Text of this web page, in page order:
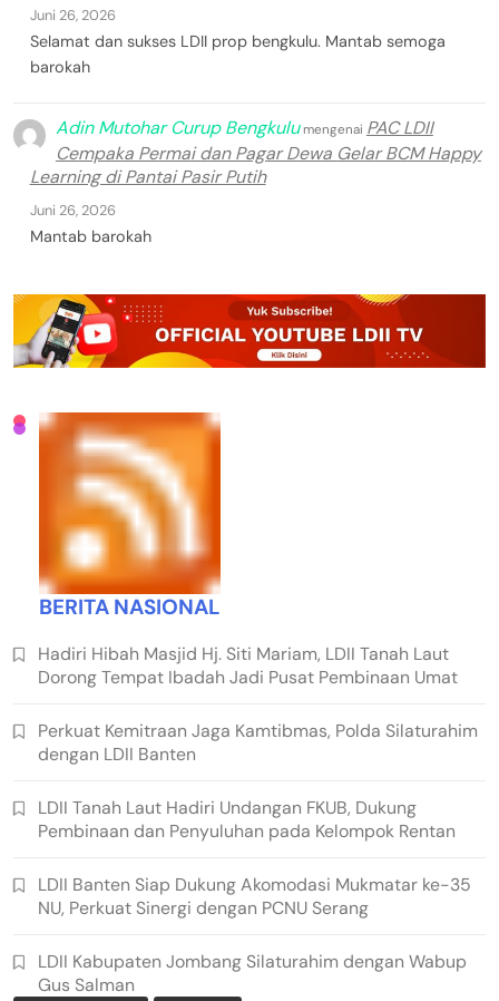
Juni 26, 2026
Selamat dan sukses LDII prop bengkulu. Mantab semoga
barokah
Adin Mutohar Curup Bengkulumengenai PAC LDII
Cempaka Permai dan Pagar Dewa Gelar BCM Happy
Learning di Pantai Pasir Putih
Juni 26, 2026
Mantab barokah
BERITA NASIONAL
Hadiri Hibah Masjid Hj. Siti Mariam, LDII Tanah Laut
Dorong Tempat Ibadah Jadi Pusat Pembinaan Umat
Perkuat Kemitraan Jaga Kamtibmas, Polda Silaturahim
dengan LDII Banten
LDII Tanah Laut Hadiri Undangan FKUB, Dukung
Pembinaan dan Penyuluhan pada Kelompok Rentan
LDII Banten Siap Dukung Akomodasi Mukmatar ke-35
NU, Perkuat Sinergi dengan PCNU Serang
LDII Kabupaten Jombang Silaturahim dengan Wabup
Gus Salman